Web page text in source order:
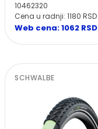
10462320
Cena u radnji: 1180 RSD
Web cena: 1062 RSD
SCHWALBE